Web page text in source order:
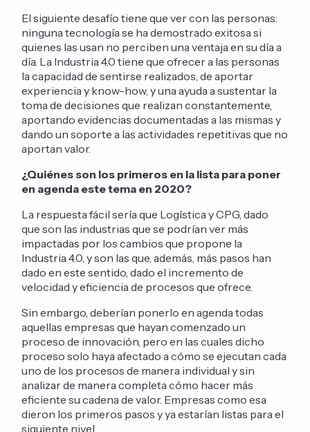
El siguiente desafío tiene que ver con las personas:
ninguna tecnología se ha demostrado exitosa si
quienes las usan no perciben una ventaja en su día a
día. La Industria 4.0 tiene que ofrecer a las personas
la capacidad de sentirse realizados, de aportar
experiencia y know-how, y una ayuda a sustentar la
toma de decisiones que realizan constantemente,
aportando evidencias documentadas a las mismas y
dando un soporte a las actividades repetitivas que no
aportan valor.
¿Quiénes son los primeros en la lista para poner
en agenda este tema en 2020?
La respuesta fácil sería que Logística y CPG, dado
que son las industrias que se podrían ver más
impactadas por los cambios que propone la
Industria 4.0, y son las que, además, más pasos han
dado en este sentido, dado el incremento de
velocidad y eficiencia de procesos que ofrece.
Sin embargo, deberían ponerlo en agenda todas
aquellas empresas que hayan comenzado un
proceso de innovación, pero en las cuales dicho
proceso solo haya afectado a cómo se ejecutan cada
uno de los procesos de manera individual y sin
analizar de manera completa cómo hacer más
eficiente su cadena de valor. Empresas como esa
dieron los primeros pasos y ya estarían listas para el
siguiente nivel.